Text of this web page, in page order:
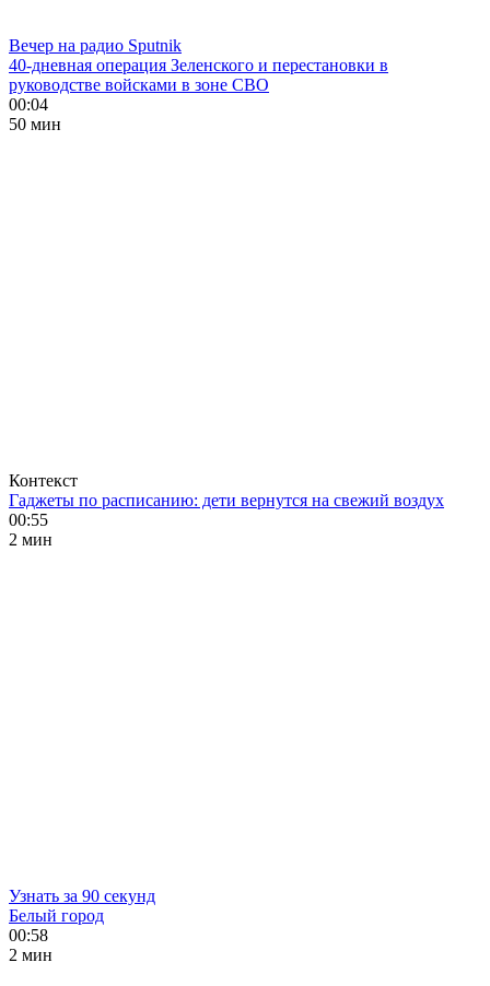
Вечер на радио Sputnik
40-дневная операция Зеленского и перестановки в
руководстве войсками в зоне СВО
00:04
50 мин
Контекст
Гаджеты по расписанию: дети вернутся на свежий воздух
00:55
2 мин
Узнать за 90 секунд
Белый город
00:58
2 мин